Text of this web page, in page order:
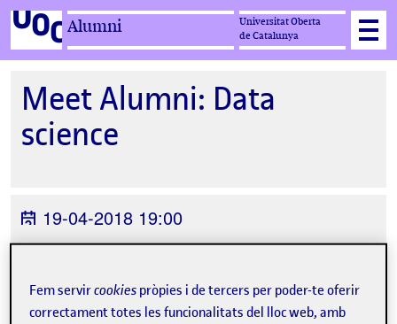
Alumni
Universitat Oberta
de Catalunya
Meet Alumni: Data
science
19-04-2018 19:00
UOC Madrid, Plaza de las Cortes, 4
Organitzat perUOC Alumni
Fem servircookies pròpies i de tercers per poder-te oferir
correctament totes les funcionalitats del lloc web, amb